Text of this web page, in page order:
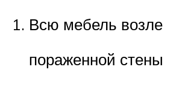
Всю мебель возле
пораженной стены